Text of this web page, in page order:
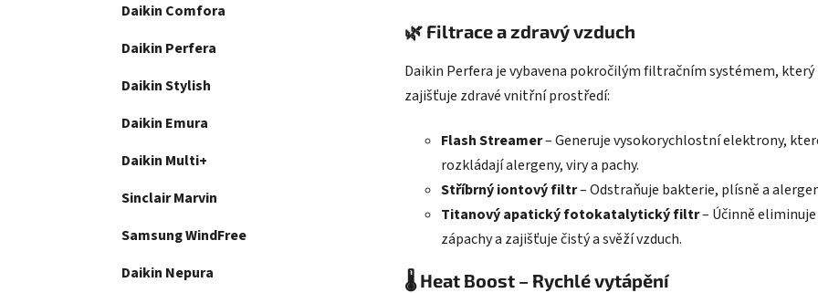
Daikin Comfora
Daikin Perfera
Daikin Stylish
Daikin Emura
Daikin Multi+
Sinclair Marvin
Samsung WindFree
Daikin Nepura
🌿 Filtrace a zdravý vzduch
Daikin Perfera je vybavena pokročilým filtračním systémem, který
zajišťuje zdravé vnitřní prostředí:
Flash Streamer– Generuje vysokorychlostní elektrony,
rozkládají alergeny, viry a pachy.
Stříbrný iontový filtr– Odstraňuje bakterie, plísně a
Titanový apatický fotokatalytický filtr– Účinně eliminuje
zápachy a zajišťuje čistý a svěží vzduch.
🌡️Heat Boost – Rychlé vytápění